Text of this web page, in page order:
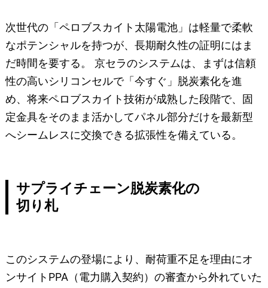
次世代の「ペロブスカイト太陽電池」は軽量で柔軟
なポテンシャルを持つが、長期耐久性の証明にはま
だ時間を要する。 京セラのシステムは、まずは信頼
性の高いシリコンセルで「今すぐ」脱炭素化を進
め、将来ペロブスカイト技術が成熟した段階で、固
定金具をそのまま活かしてパネル部分だけを最新型
へシームレスに交換できる拡張性を備えている。
サプライチェーン脱炭素化の
切り札
このシステムの登場により、耐荷重不足を理由にオ
ンサイトPPA（電力購入契約）の審査から外れていた